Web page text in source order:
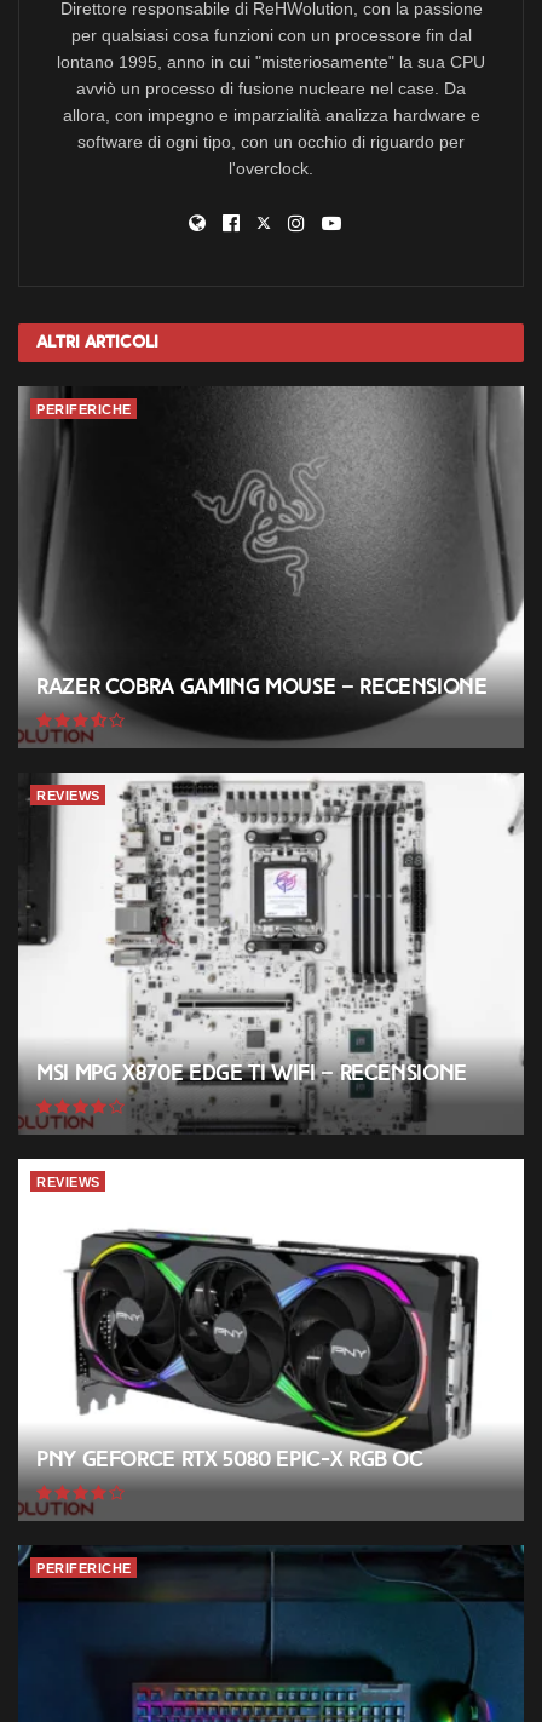
Direttore responsabile di ReHWolution, con la passione
per qualsiasi cosa funzioni con un processore fin dal
lontano 1995, anno in cui "misteriosamente" la sua CPU
avviò un processo di fusione nucleare nel case. Da
allora, con impegno e imparzialità analizza hardware e
software di ogni tipo, con un occhio di riguardo per
l'overclock.
Altri Articoli
PERIFERICHE
Razer Cobra Gaming Mouse – Recensione
REVIEWS
MSI MPG X870E EDGE TI WIFI – Recensione
REVIEWS
PNY GeForce RTX 5080 EPIC-X RGB OC
PERIFERICHE